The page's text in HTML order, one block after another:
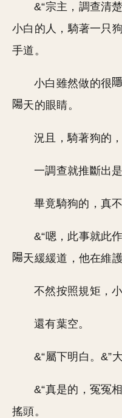
&“宗主，調查清
小白的人，騎著一只
手道。
小白雖然做的很
天的眼睛。
況且，騎著狗的
一調查就推斷出是
畢竟騎狗的，真不
&“嗯，此事就此
天緩緩道，他在維
不然按照規矩，
還有葉空。
&“屬下明白。&”
&“真是的，冤冤
搖頭。